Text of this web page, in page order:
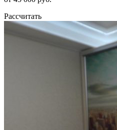
Рассчитать